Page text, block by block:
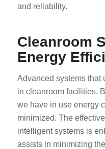
and reliability.
Cleanroom
Energy
Advanced systems that
in cleanroom facilities.
we have in use energy
minimized. The
intelligent systems is
assists in minimizing